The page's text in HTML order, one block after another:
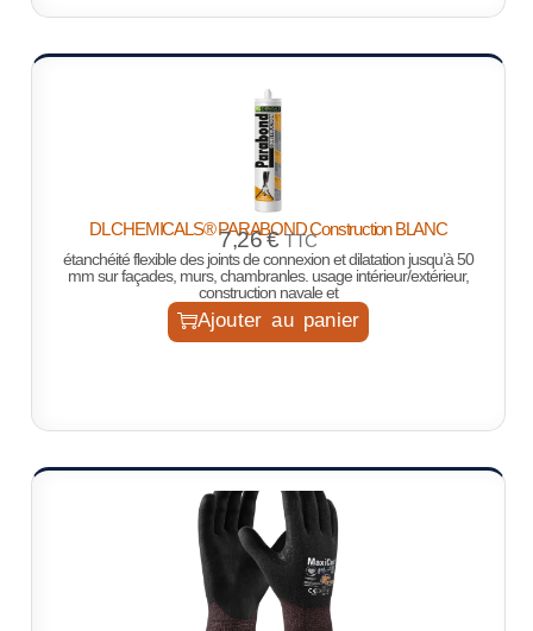
DL CHEMICALS® PARABOND Construction BLANC
7,26€ TTC
étanchéité flexible des joints de connexion et dilatation jusqu’à 50
mm sur façades, murs, chambranles. usage intérieur/extérieur,
construction navale et
Ajouter au panier